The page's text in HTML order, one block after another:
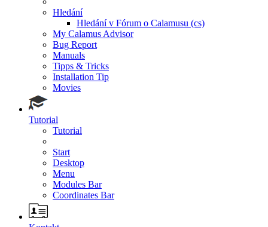
Hledání
Hledání v Fórum o Calamusu (cs)
My Calamus Advisor
Bug Report
Manuals
Tipps & Tricks
Installation Tip
Movies
Tutorial
Tutorial
Start
Desktop
Menu
Modules Bar
Coordinates Bar